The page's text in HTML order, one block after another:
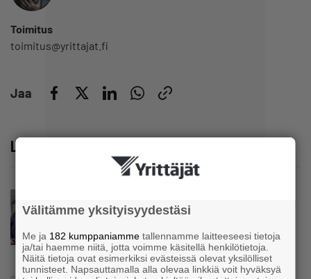
Toimitus
toimitus@yrittajat.fi
Jaa
Lue lisää
Parikkalassa toimii yhä liike, jollainen alkaa
Myllylä tuntee asiakkaidensa jalat kuin
omansa
Välitämme yksityisyydestäsi
Me ja 182 kumppaniamme tallennamme laitteeseesi tietoja
ja/tai haemme niitä, jotta voimme käsitellä henkilötietoja.
Näitä tietoja ovat esimerkiksi evästeissä olevat yksilölliset
tunnisteet. Napsauttamalla alla olevaa linkkiä voit hyväksyä